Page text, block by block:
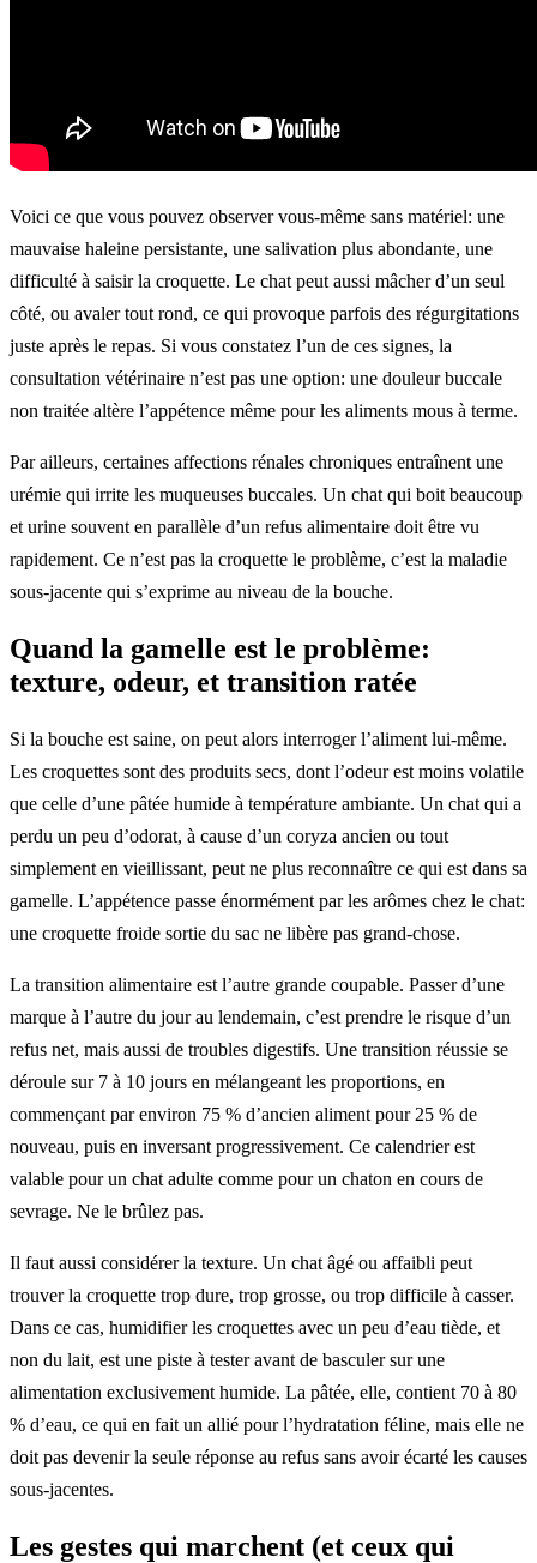
Voici ce que vous pouvez observer vous-même sans matériel: une
mauvaise haleine persistante, une salivation plus abondante, une
difficulté à saisir la croquette. Le chat peut aussi mâcher d’un seul
côté, ou avaler tout rond, ce qui provoque parfois des régurgitations
juste après le repas. Si vous constatez l’un de ces signes, la
consultation vétérinaire n’est pas une option: une douleur buccale
non traitée altère l’appétence même pour les aliments mous à terme.
Par ailleurs, certaines affections rénales chroniques entraînent une
urémie qui irrite les muqueuses buccales. Un chat qui boit beaucoup
et urine souvent en parallèle d’un refus alimentaire doit être vu
rapidement. Ce n’est pas la croquette le problème, c’est la maladie
sous-jacente qui s’exprime au niveau de la bouche.
Quand la gamelle est le problème:
texture, odeur, et transition ratée
Si la bouche est saine, on peut alors interroger l’aliment lui-même.
Les croquettes sont des produits secs, dont l’odeur est moins volatile
que celle d’une pâtée humide à température ambiante. Un chat qui a
perdu un peu d’odorat, à cause d’un coryza ancien ou tout
simplement en vieillissant, peut ne plus reconnaître ce qui est dans sa
gamelle. L’appétence passe énormément par les arômes chez le chat:
une croquette froide sortie du sac ne libère pas grand-chose.
La transition alimentaire est l’autre grande coupable. Passer d’une
marque à l’autre du jour au lendemain, c’est prendre le risque d’un
refus net, mais aussi de troubles digestifs. Une transition réussie se
déroule sur 7 à 10 jours en mélangeant les proportions, en
commençant par environ 75 % d’ancien aliment pour 25 % de
nouveau, puis en inversant progressivement. Ce calendrier est
valable pour un chat adulte comme pour un chaton en cours de
sevrage. Ne le brûlez pas.
Il faut aussi considérer la texture. Un chat âgé ou affaibli peut
trouver la croquette trop dure, trop grosse, ou trop difficile à casser.
Dans ce cas, humidifier les croquettes avec un peu d’eau tiède, et
non du lait, est une piste à tester avant de basculer sur une
alimentation exclusivement humide. La pâtée, elle, contient 70 à 80
% d’eau, ce qui en fait un allié pour l’hydratation féline, mais elle ne
doit pas devenir la seule réponse au refus sans avoir écarté les causes
sous-jacentes.
Les gestes qui marchent (et ceux qui